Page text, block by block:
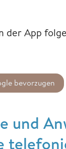
der App
bevorzugen
und